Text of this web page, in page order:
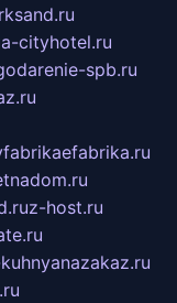
cityhotel.ru
spb.ru
z-host.ru